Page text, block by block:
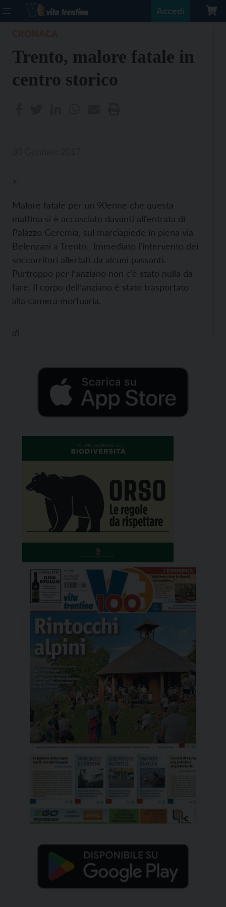
Accedi
Trento, malore fatale in
centro storico
>
Malore fatale per un 90enne che questa
mattina si è accasciato davanti all’entrata di
Palazzo Geremia, sul marciapiede in piena via
Belenzani a Trento. Immediato l’intervento dei
soccorritori allertati da alcuni passanti.
Purtroppo per l’anziano non c’è stato nulla da
fare. Il corpo dell’anziano è stato trasportato
alla camera mortuaria.
di